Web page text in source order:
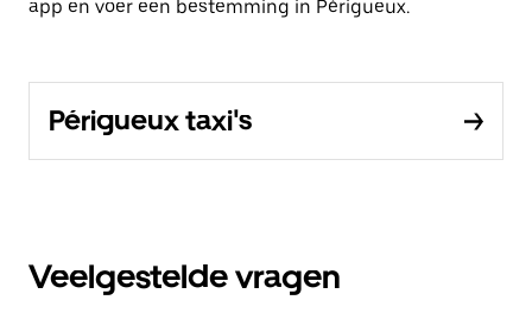
app en voer een bestemming in Périgueux.
Périgueux taxi's
Veelgestelde vragen